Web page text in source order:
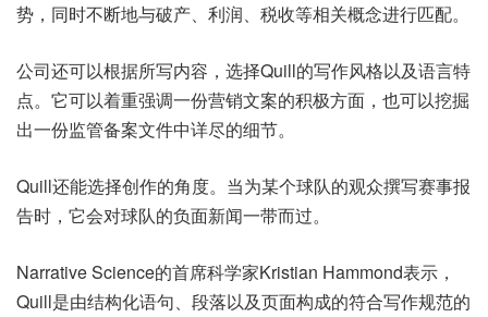
势，同时不断地与破产、利润、税收等相关概念进行匹配。
公司还可以根据所写内容，选择Quill的写作风格以及语言特
点。它可以着重强调一份营销文案的积极方面，也可以挖掘
出一份监管备案文件中详尽的细节。
Quill还能选择创作的角度。当为某个球队的观众撰写赛事报
告时，它会对球队的负面新闻一带而过。
Narrative Science的首席科学家Kristian Hammond表示，
Quill是由结构化语句、段落以及页面构成的符合写作规范的